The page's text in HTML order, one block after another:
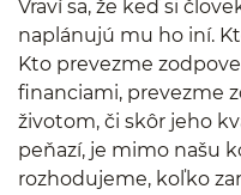
Vraví sa, že keď si
naplánujú mu ho iní.
Kto prevezme
financiami, prevezme
životom, či skôr jeho
peňazí, je mimo našu
rozhodujeme, koľko